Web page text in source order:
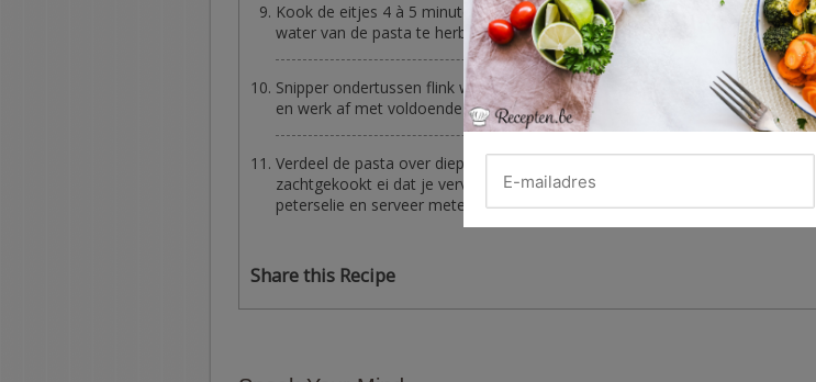
Kook de eitjes 4 à 5 minuten (tip: bespaar water en energie door het warme
water van de pasta te herbruiken).
Snipper ondertussen flink wat peterselie. Roer het merendeel door de pasta
en werk af met voldoende peper en zout.
Verdeel de pasta over diepe borden. Schik op elk bord één gepeld,
zachtgekookt ei dat je vervolgens opensnijdt. Bestrooi met de rest van de
peterselie en serveer meteen. Smakelijk!
Share this Recipe